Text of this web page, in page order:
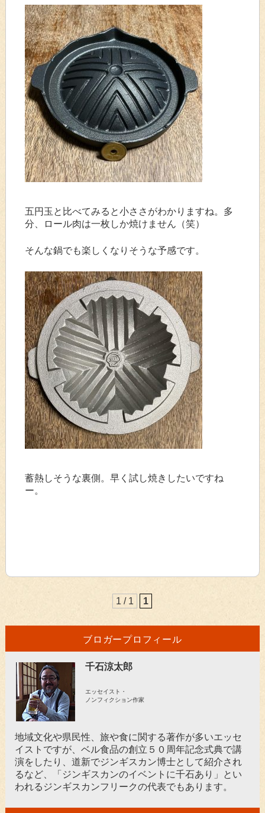
五円玉と比べてみると小ささがわかりますね。多
分、ロール肉は一枚しか焼けません（笑）
そんな鍋でも楽しくなりそうな予感です。
蓄熱しそうな裏側。早く試し焼きしたいですね
ー。
1 / 1 1
ブロガープロフィール
千石涼太郎
エッセイスト・
ノンフィクション作家
地域文化や県民性、旅や食に関する著作が多いエッセ
イストですが、ベル食品の創立５０周年記念式典で講
演をしたり、道新でジンギスカン博士として紹介され
るなど、「ジンギスカンのイベントに千石あり」とい
われるジンギスカンフリークの代表でもあります。